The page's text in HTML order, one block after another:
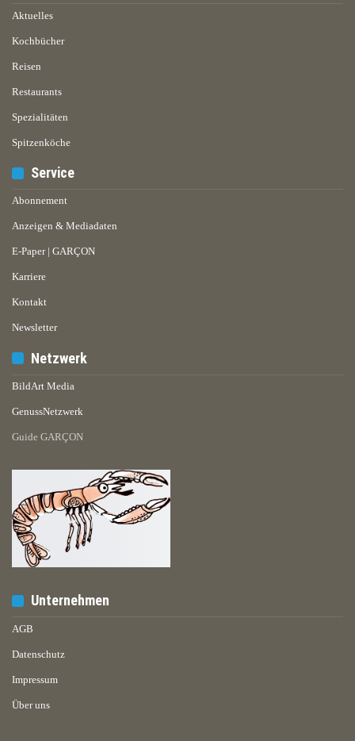
Aktuelles
Kochbücher
Reisen
Restaurants
Spezialitäten
Spitzenköche
Service
Abonnement
Anzeigen & Mediadaten
E-Paper | GARÇON
Karriere
Kontakt
Newsletter
Netzwerk
BildArt Media
GenussNetzwerk
Guide GARÇON
Unternehmen
AGB
Datenschutz
Impressum
Über uns